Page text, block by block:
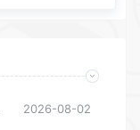
2026-08-02